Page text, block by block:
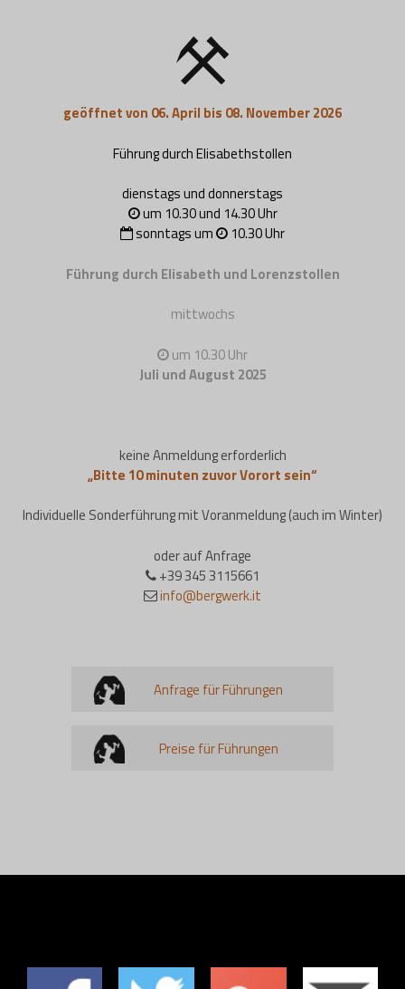
geöffnet von 06. April bis 08. November 2026
Führung durch Elisabethstollen
dienstags und donnerstags
um 10.30 und 14.30 Uhr
sonntags um
10.30 Uhr
Führung durch Elisabeth und Lorenzstollen
mittwochs
um 10.30 Uhr
Juli und August 2025
keine Anmeldung erforderlich
„Bitte 10 minuten zuvor Vorort sein“
Individuelle Sonderführung mit Voranmeldung (auch im Winter)
oder auf Anfrage
+39 345 3115661
info@bergwerk.it
Anfrage für Führungen
Preise für Führungen